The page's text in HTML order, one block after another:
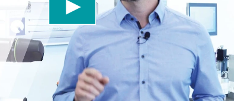
More information